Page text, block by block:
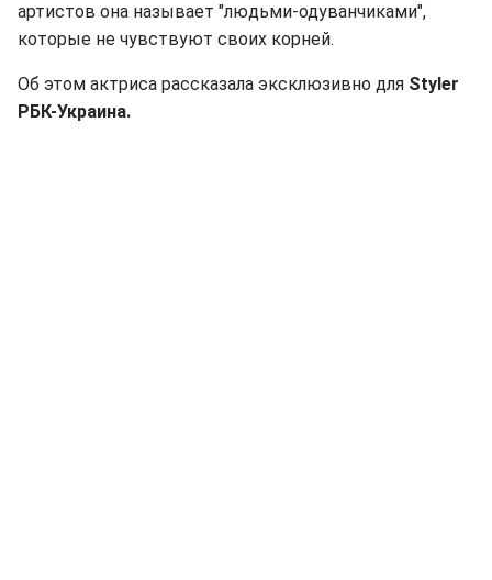
артистов она называет "людьми-одуванчиками",
которые не чувствуют своих корней.
Об этом актриса рассказала эксклюзивно для Styler
РБК-Украина.